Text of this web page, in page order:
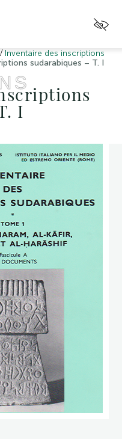
/ Inventaire des inscriptions
sudarabiques – T. I
I